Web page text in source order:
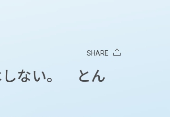
SHARE
しない。 とん